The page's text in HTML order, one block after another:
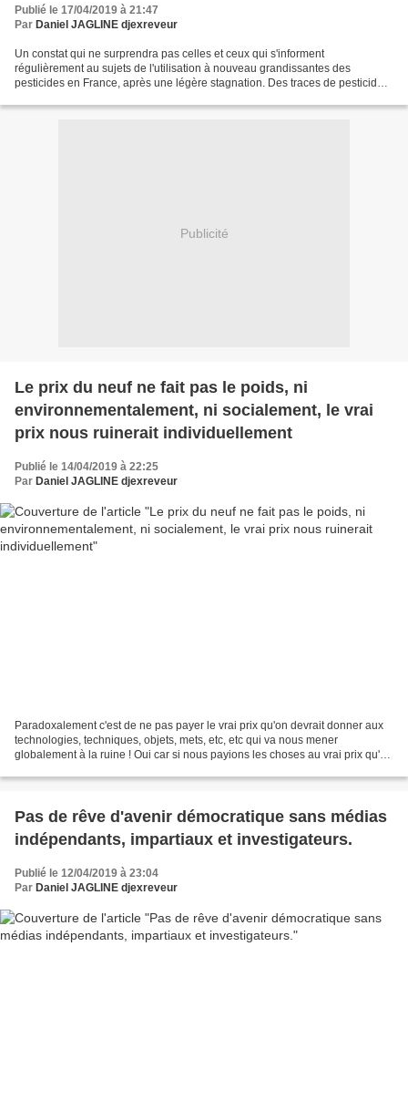
Publié le 17/04/2019 à 21:47
Par Daniel JAGLINE djexreveur
Un constat qui ne surprendra pas celles et ceux qui s'informent
régulièrement au sujets de l'utilisation à nouveau grandissantes des
pesticides en France, après une légère stagnation. Des traces de pesticides
Publicité
Le prix du neuf ne fait pas le poids, ni
environnementalement, ni socialement, le vrai
prix nous ruinerait individuellement
Publié le 14/04/2019 à 22:25
Par Daniel JAGLINE djexreveur
Paradoxalement c'est de ne pas payer le vrai prix qu'on devrait donner aux
technologies, techniques, objets, mets, etc, etc qui va nous mener
globalement à la ruine ! Oui car si nous payions les choses au vrai prix qu'on
Pas de rêve d'avenir démocratique sans médias
indépendants, impartiaux et investigateurs.
Publié le 12/04/2019 à 23:04
Par Daniel JAGLINE djexreveur